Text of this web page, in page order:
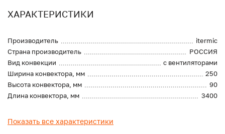
ХАРАКТЕРИСТИКИ
Производитель
itermic
Страна производитель
РОССИЯ
Вид конвекции
с вентиляторами
Ширина конвектора, мм
250
Высота конвектора, мм
90
Длина конвектора, мм
3400
Показать все характеристики